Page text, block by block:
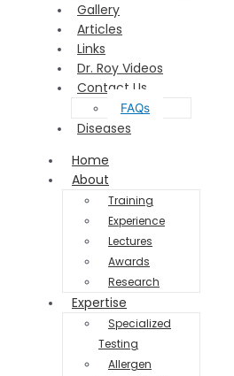
Gallery
Articles
Links
Dr. Roy Videos
Contact Us
FAQs
Diseases
Home
About
Training
Experience
Lectures
Awards
Research
Expertise
Specialized
Testing
Allergen